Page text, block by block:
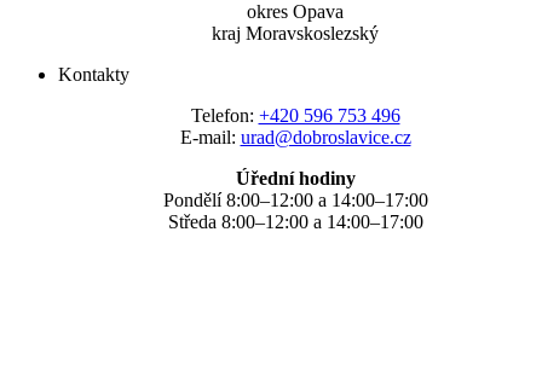
okres Opava
kraj Moravskoslezský
Kontakty
Telefon: +420 596 753 496
E-mail: urad@dobroslavice.cz
Úřední hodiny
Pondělí 8:00–12:00 a 14:00–17:00
Středa 8:00–12:00 a 14:00–17:00